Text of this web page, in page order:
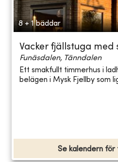
8 + 1 bäddar
Vacker fjällstuga med
Funäsdalen, Tänndalen
Ett smakfullt timmerhus i
belägen i Mysk Fjellby som
Se kalendern för